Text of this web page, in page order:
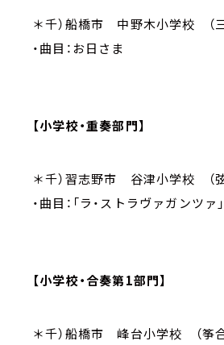
＊千）船橋市 中野木小学校 （
・曲目：お日さま
【小学校・重奏部門】
＊千）習志野市 谷津小学校 （
・曲目：「ラ・ストラヴァガンツァ
【小学校・合奏第1部門】
＊千）船橋市 峰台小学校 （筝合